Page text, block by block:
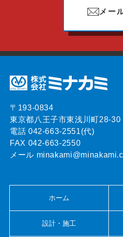
メー
〒193-0834
東京都八王子市東浅川町28-30
電話 042-663-2551(代)
FAX 042-663-2550
メール
ホーム
設計・施工